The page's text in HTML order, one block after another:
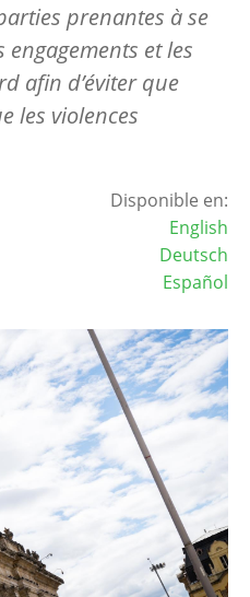
prenantes à se
engagements et les
afin d’éviter que
les violences
Disponible en:
English
Deutsch
Español